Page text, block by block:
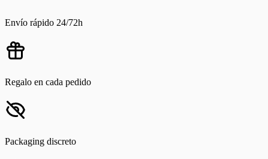
Envío rápido 24/72h
Regalo en cada pedido
Packaging discreto